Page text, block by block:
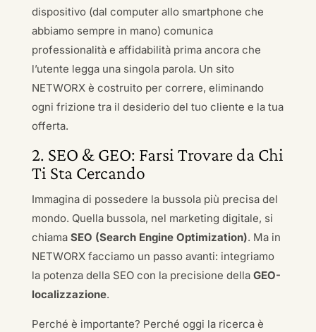
dispositivo (dal computer allo smartphone che
abbiamo sempre in mano) comunica
professionalità e affidabilità prima ancora che
l’utente legga una singola parola. Un sito
NETWORX è costruito per correre, eliminando
ogni frizione tra il desiderio del tuo cliente e la tua
offerta.
2. SEO & GEO: Farsi Trovare da Chi
Ti Sta Cercando
Immagina di possedere la bussola più precisa del
mondo. Quella bussola, nel marketing digitale, si
chiama SEO (Search Engine Optimization). Ma in
NETWORX facciamo un passo avanti: integriamo
la potenza della SEO con la precisione della GEO-
localizzazione.
Perché è importante? Perché oggi la ricerca è